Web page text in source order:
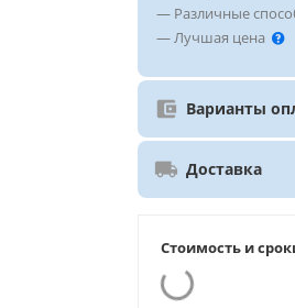
— Различные
— Лучшая цена
Варианты
Доставка
Стоимость и